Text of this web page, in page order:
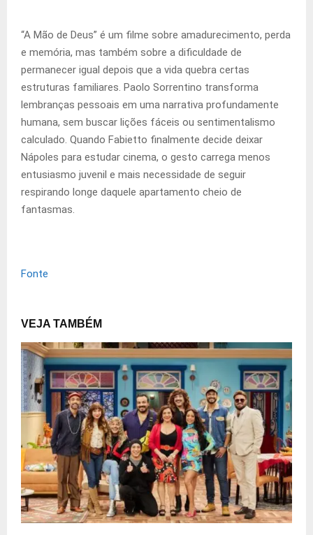
“A Mão de Deus” é um filme sobre amadurecimento, perda
e memória, mas também sobre a dificuldade de
permanecer igual depois que a vida quebra certas
estruturas familiares. Paolo Sorrentino transforma
lembranças pessoais em uma narrativa profundamente
humana, sem buscar lições fáceis ou sentimentalismo
calculado. Quando Fabietto finalmente decide deixar
Nápoles para estudar cinema, o gesto carrega menos
entusiasmo juvenil e mais necessidade de seguir
respirando longe daquele apartamento cheio de
fantasmas.
Fonte
VEJA TAMBÉM